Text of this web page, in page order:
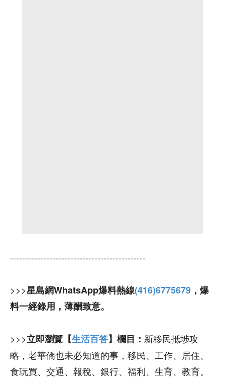
---------------------------------------------
>>>星島網WhatsApp爆料熱線(416)6775679 ，爆
料一經錄用，薄酬致意。
>>>立即瀏覽【生活百答】欄目： 新移民抵埗攻
略，老華僑也未必知道的事，移民、工作、居住、
食玩買、交通、報稅、銀行、福利、生育、教育。